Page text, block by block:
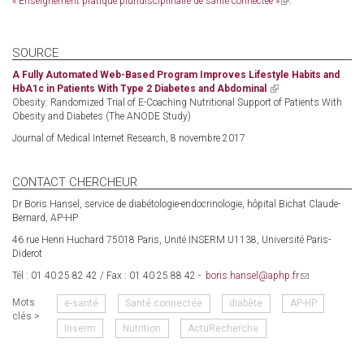
SOURCE
A Fully Automated Web-Based Program Improves Lifestyle Habits and
HbA1c in Patients With Type 2 Diabetes and Abdominal (link
is
Obesity: Randomized Trial of E-Coaching Nutritional Support of Patients With
Obesity and Diabetes (The ANODE Study)
Journal of Medical Internet Research, 8 novembre 2017
CONTACT CHERCHEUR
Dr Boris Hansel, service de diabétologie-endocrinologie, hôpital Bichat Claude-
Bernard, AP-HP
46 rue Henri Huchard 75018 Paris, Unité INSERM U1138, Université Paris-
Diderot
Tél : 01 40 25 82 42 / Fax : 01 40 25 88 42 - boris.hansel@aphp.fr(link
e-
Mots
clés >
e-santé Santé connectée diabète AP-HP
Inserm Nutrition ActuRecherche